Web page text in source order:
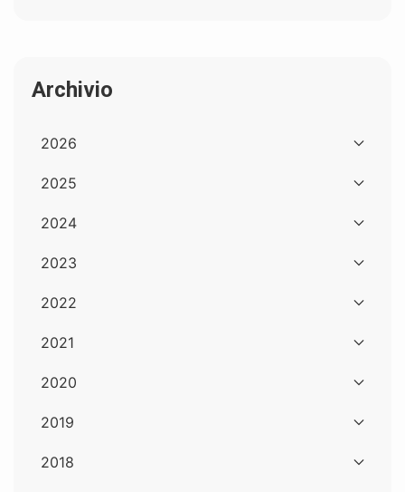
Archivio
2026
2025
2024
2023
2022
2021
2020
2019
2018